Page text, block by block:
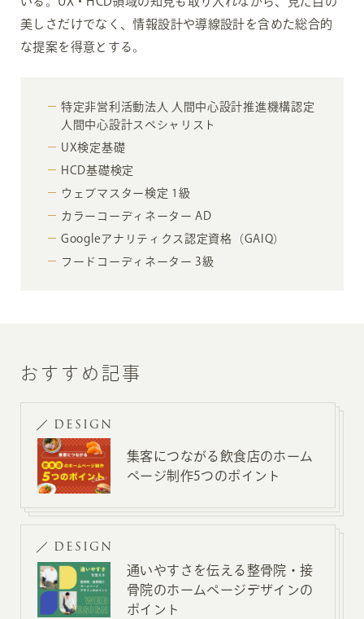
美しさだけでなく、情報設計や導線設計を含めた総合的
な提案を得意とする。
特定非営利活動法人 人間中心設計推進機構認定
人間中心設計スペシャリスト
UX検定基礎
HCD基礎検定
ウェブマスター検定 1級
カラーコーディネーター AD
Googleアナリティクス認定資格（GAIQ）
フードコーディネーター 3級
おすすめ記事
DESIGN
集客につながる飲食店のホーム
ページ制作5つのポイント
DESIGN
通いやすさを伝える整骨院・接
骨院のホームページデザインの
ポイント